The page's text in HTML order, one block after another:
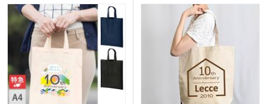
おススメです。
ズや入会特典におすすめなノベルティで